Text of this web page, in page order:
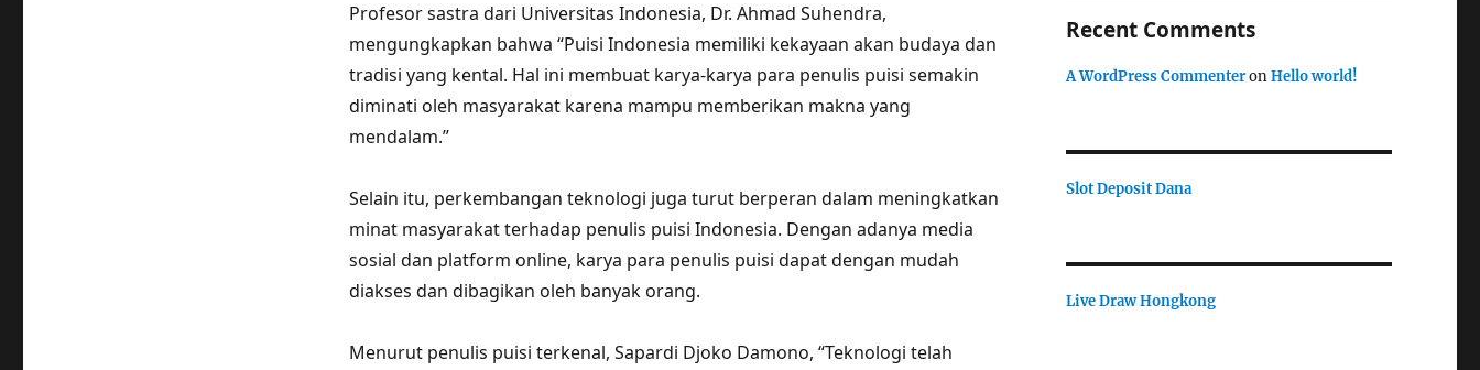
Profesor sastra dari Universitas Indonesia, Dr. Ahmad Suhendra,
mengungkapkan bahwa “Puisi Indonesia memiliki kekayaan akan budaya dan
tradisi yang kental. Hal ini membuat karya-karya para penulis puisi semakin
diminati oleh masyarakat karena mampu memberikan makna yang
mendalam.”
Selain itu, perkembangan teknologi juga turut berperan dalam meningkatkan
minat masyarakat terhadap penulis puisi Indonesia. Dengan adanya media
sosial dan platform online, karya para penulis puisi dapat dengan mudah
diakses dan dibagikan oleh banyak orang.
Menurut penulis puisi terkenal, Sapardi Djoko Damono, “Teknologi telah
Recent Comments
A WordPress CommenteronHello world!
Slot Deposit Dana
Live Draw Hongkong